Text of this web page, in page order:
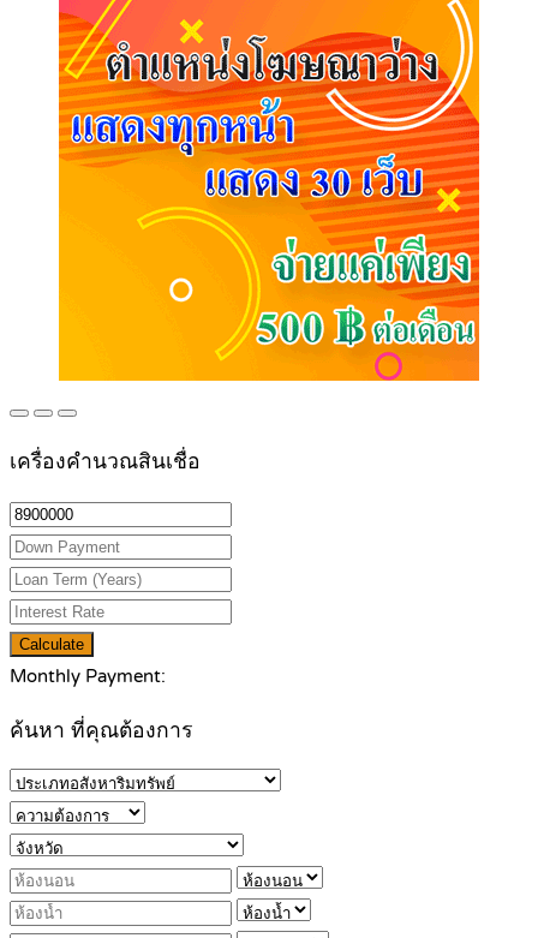
เครื่องคำนวณสินเชื่อ
Calculate
Monthly Payment:
ค้นหา ที่คุณต้องการ